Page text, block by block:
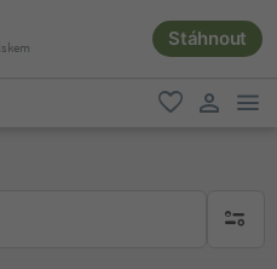
Stáhnout
oblíbené
brak